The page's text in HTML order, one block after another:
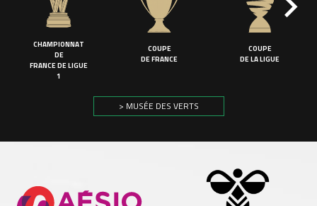
CHAMPIONNAT
DE
FRANCE DE LIGUE
1
COUPE
DE FRANCE
COUPE
DE LA LIGUE
> MUSÉE DES VERTS